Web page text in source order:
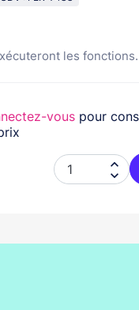
les
vous pour

